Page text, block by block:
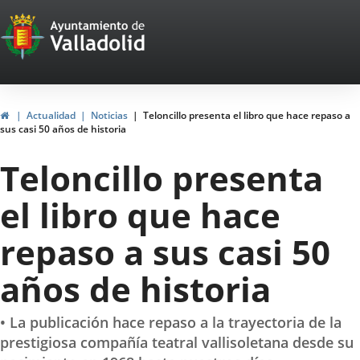
Portal
Web
del
Ayuntamiento
de
Valladolid
InicioActualidad Noticias
Teloncillo presenta el libro que hace repaso a
sus casi 50 años de historia
Teloncillo presenta
el libro que hace
repaso a sus casi 50
años de historia
• La publicación hace repaso a la trayectoria de la
prestigiosa compañía teatral vallisoletana desde su